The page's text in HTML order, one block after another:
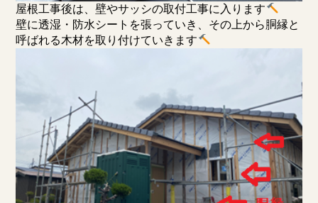
屋根工事後は、壁やサッシの取付工事に入ります
壁に透湿・防水シートを張っていき、その上から胴縁と
呼ばれる木材を取り付けていきます